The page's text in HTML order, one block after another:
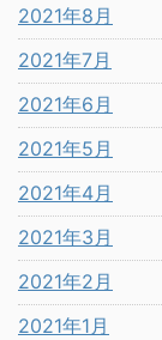
2021年8月
2021年7月
2021年6月
2021年5月
2021年4月
2021年3月
2021年2月
2021年1月